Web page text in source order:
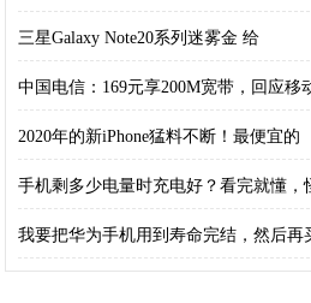
三星Galaxy Note20系列迷雾金 给
中国电信：169元享200M宽带，回应移
2020年的新iPhone猛料不断！最便宜的
手机剩多少电量时充电好？看完就懂，
我要把华为手机用到寿命完结，然后再